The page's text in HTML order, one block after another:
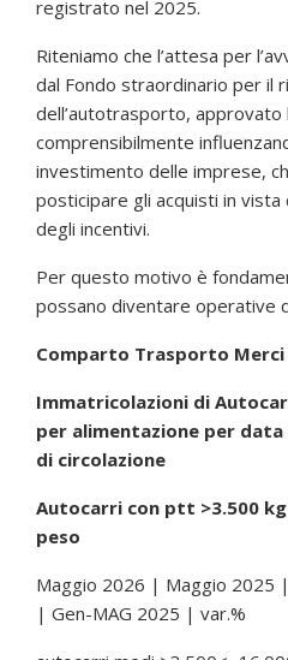
registrato nel 2025.
Riteniamo che l’attesa per
dal Fondo straordinario per il
dell’autotrasporto,
comprensibilmente
investimento delle imprese,
posticipare gli acquisti in
degli incentivi.
Per questo motivo è
possano diventare operative
Comparto Trasporto Merci
Immatricolazioni di
per alimentazione per
di circolazione
Autocarri con ptt >3.500
peso
Maggio 2026 | Maggio 2025
| Gen-MAG 2025 | var.%